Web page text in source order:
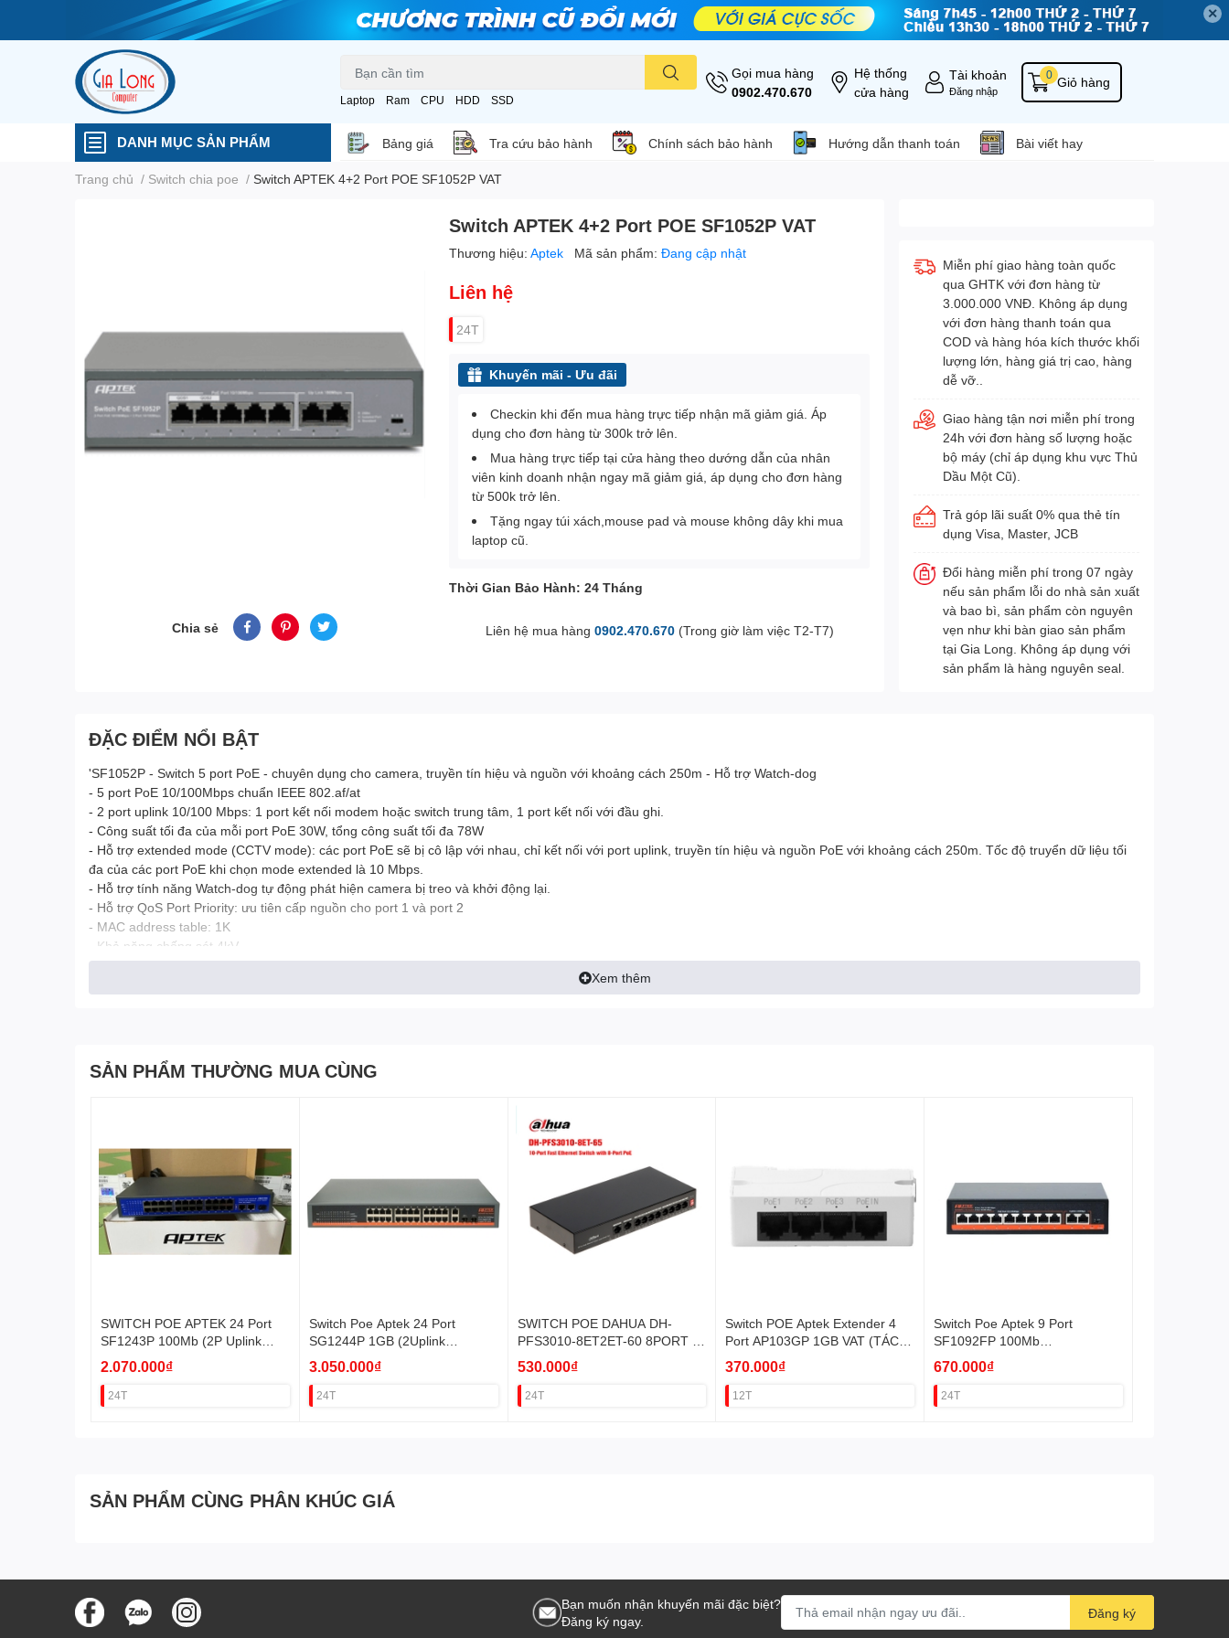
✕
Laptop Ram CPU HDD SSD
Gọi mua hàng
0902.470.670
Hệ thống
cửa hàng
Tài khoản
Đăng nhập
Giỏ hàng
0
DANH MỤC SẢN PHẨM Bảng giá Tra cứu bảo hành Chính sách bảo hành Hướng dẫn thanh toán Bài viết hay
Trang chủ / Switch chia poe / Switch APTEK 4+2 Port POE SF1052P VAT
Chia sẻ
Switch APTEK 4+2 Port POE SF1052P VAT
Thương hiệu:Aptek Mã sản phẩm:Đang cập nhật
Liên hệ
24T
Khuyến mãi - Ưu đãi
Checkin khi đến mua hàng trực tiếp nhận mã giảm giá. Áp
dụng cho đơn hàng từ 300k trở lên.
Mua hàng trực tiếp tại cửa hàng theo dướng dẫn của nhân
viên kinh doanh nhận ngay mã giảm giá, áp dụng cho đơn hàng
từ 500k trở lên.
Tặng ngay túi xách,mouse pad và mouse không dây khi mua
laptop cũ.
Thời Gian Bảo Hành: 24 Tháng
Liên hệ mua hàng 0902.470.670(Trong giờ làm việc T2-T7)
Miễn phí giao hàng toàn quốc
qua GHTK với đơn hàng từ
3.000.000 VNĐ. Không áp dụng
với đơn hàng thanh toán qua
COD và hàng hóa kích thước khối
lượng lớn, hàng giá trị cao, hàng
dễ vỡ..
Giao hàng tận nơi miễn phí trong
24h với đơn hàng số lượng hoặc
bộ máy (chỉ áp dụng khu vực Thủ
Dầu Một Cũ).
Trả góp lãi suất 0% qua thẻ tín
dụng Visa, Master, JCB
Đổi hàng miễn phí trong 07 ngày
nếu sản phẩm lỗi do nhà sản xuất
và bao bì, sản phẩm còn nguyên
vẹn như khi bàn giao sản phẩm
tại Gia Long. Không áp dụng với
sản phẩm là hàng nguyên seal.
ĐẶC ĐIỂM NỔI BẬT
'SF1052P - Switch 5 port PoE - chuyên dụng cho camera, truyền tín hiệu và nguồn với khoảng cách 250m - Hỗ trợ Watch-dog
- 5 port PoE 10/100Mbps chuẩn IEEE 802.af/at
- 2 port uplink 10/100 Mbps: 1 port kết nối modem hoặc switch trung tâm, 1 port kết nối với đầu ghi.
- Công suất tối đa của mỗi port PoE 30W, tổng công suất tối đa 78W
- Hỗ trợ extended mode (CCTV mode): các port PoE sẽ bị cô lập với nhau, chỉ kết nối với port uplink, truyền tín hiệu và nguồn PoE với khoảng cách 250m. Tốc độ truyển dữ liệu tối
đa của các port PoE khi chọn mode extended là 10 Mbps.
- Hỗ trợ tính năng Watch-dog tự động phát hiện camera bị treo và khởi động lại.
- Hỗ trợ QoS Port Priority: ưu tiên cấp nguồn cho port 1 và port 2
- MAC address table: 1K
- Khả năng chống sét 4kV
- Nguồn: AC 100 ~ 240V
Xem thêm
SẢN PHẨM THƯỜNG MUA CÙNG
SWITCH POE APTEK 24 Port
SF1243P 100Mb (2P Uplink
1Gb+1 SFP)
2.070.000₫
24T
Switch Poe Aptek 24 Port
SG1244P 1GB (2Uplink
1Gb+2SFP) VAT
3.050.000₫
24T
SWITCH POE DAHUA DH-
PFS3010-8ET2ET-60 8PORT (2
UPLINK 100M) VAT
530.000₫
24T
Switch POE Aptek Extender 4
Port AP103GP 1GB VAT (TÁCH
POE)
370.000₫
12T
Switch Poe Aptek 9 Port
SF1092FP 100Mb
(9Poe+2Uplink 1GB) VAT
670.000₫
24T
SẢN PHẨM CÙNG PHÂN KHÚC GIÁ
Bạn muốn nhận khuyến mãi đặc biệt?
Đăng ký ngay.
Đăng ký